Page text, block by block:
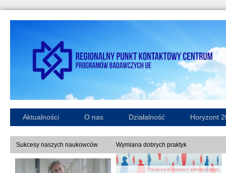
Aktualności O nas Działalność Horyzont
Sukcesy naszych naukowców Wymiana dobrych praktyk